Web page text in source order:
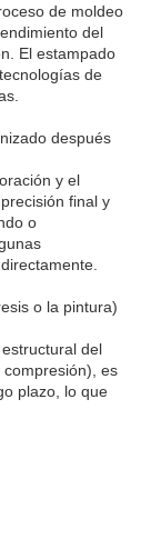
de moldeo
del
El estampado
de
después
y el
final y
o
o la pintura)
del
es
plazo, lo que